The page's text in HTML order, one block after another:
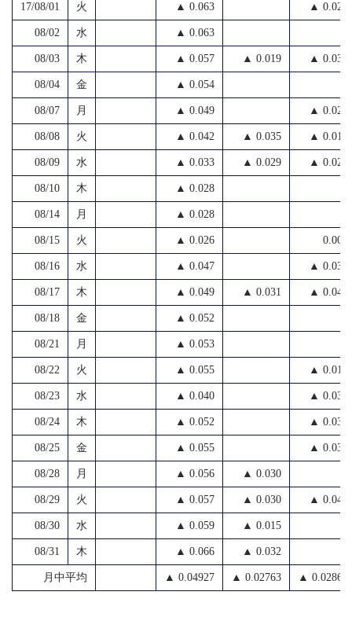
17/08/01 火 ▲ 0.063 ▲ 0.027
08/02 水 ▲ 0.063
08/03 木 ▲ 0.057 ▲ 0.019 ▲ 0.035
08/04 金 ▲ 0.054
08/07 月 ▲ 0.049 ▲ 0.025
08/08 火 ▲ 0.042 ▲ 0.035 ▲ 0.018
08/09 水 ▲ 0.033 ▲ 0.029 ▲ 0.022
08/10 木 ▲ 0.028
08/14 月 ▲ 0.028
08/15 火 ▲ 0.026 0.000
08/16 水 ▲ 0.047 ▲ 0.038
08/17 木 ▲ 0.049 ▲ 0.031 ▲ 0.040
08/18 金 ▲ 0.052
08/21 月 ▲ 0.053
08/22 火 ▲ 0.055 ▲ 0.015
08/23 水 ▲ 0.040 ▲ 0.036
08/24 木 ▲ 0.052 ▲ 0.038
08/25 金 ▲ 0.055 ▲ 0.038
08/28 月 ▲ 0.056 ▲ 0.030
08/29 火 ▲ 0.057 ▲ 0.030 ▲ 0.040
08/30 水 ▲ 0.059 ▲ 0.015
08/31 木 ▲ 0.066 ▲ 0.032
月中平均 ▲ 0.04927 ▲ 0.02763 ▲ 0.02862